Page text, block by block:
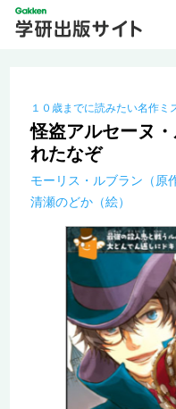
１０歳までに読みたい名作ミ
怪盗アルセーヌ
れたなぞ
モーリス・ルブラン（原作
清瀬のどか（絵）